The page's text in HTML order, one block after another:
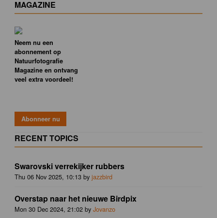
MAGAZINE
Neem nu een
abonnement op
Natuurfotografie
Magazine en ontvang
veel extra voordeel!
RECENT TOPICS
Swarovski verrekijker rubbers
Thu 06 Nov 2025, 10:13 by jazzbird
Overstap naar het nieuwe Birdpix
Mon 30 Dec 2024, 21:02 by Jovanzo